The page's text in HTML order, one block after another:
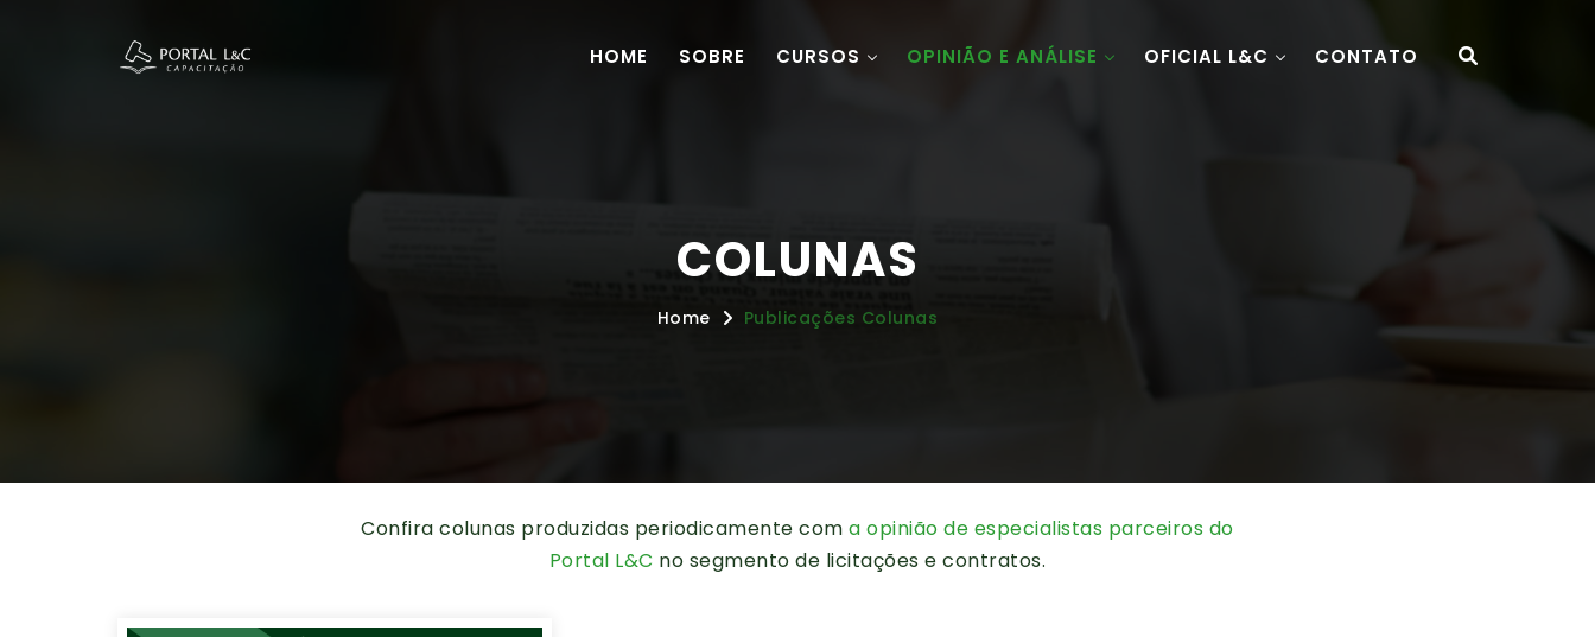
HOME SOBRE CURSOS OPINIÃO E ANÁLISE OFICIAL L&C CONTATO
COLUNAS
Home Publicações Colunas
Confira colunas produzidas periodicamente coma opinião de especialistas parceiros do
Portal L&C no segmento de licitações e contratos.